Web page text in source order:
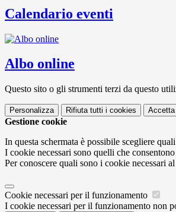
Calendario eventi
Albo online
Questo sito o gli strumenti terzi da questo
Personalizza Rifiuta tutti i cookies
Gestione cookie
In questa schermata è possibile scegliere
I cookie necessari sono quelli che
Per conoscere quali sono i cookie necessari
Cookie necessari per il funzionamento
I cookie necessari per il funzionamento non